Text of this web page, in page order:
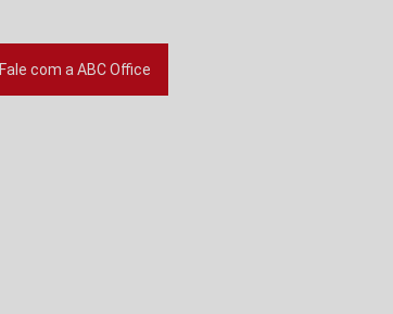
Fale com a ABC Office